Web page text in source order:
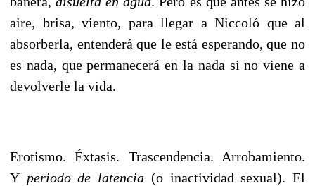
aire, brisa, viento, para llegar a Niccoló que al
absorberla, entenderá que le está esperando, que no
es nada, que permanecerá en la nada si no viene a
devolverle la vida.
Erotismo. Éxtasis. Trascendencia. Arrobamiento.
Y periodo de latencia (o inactividad sexual). El